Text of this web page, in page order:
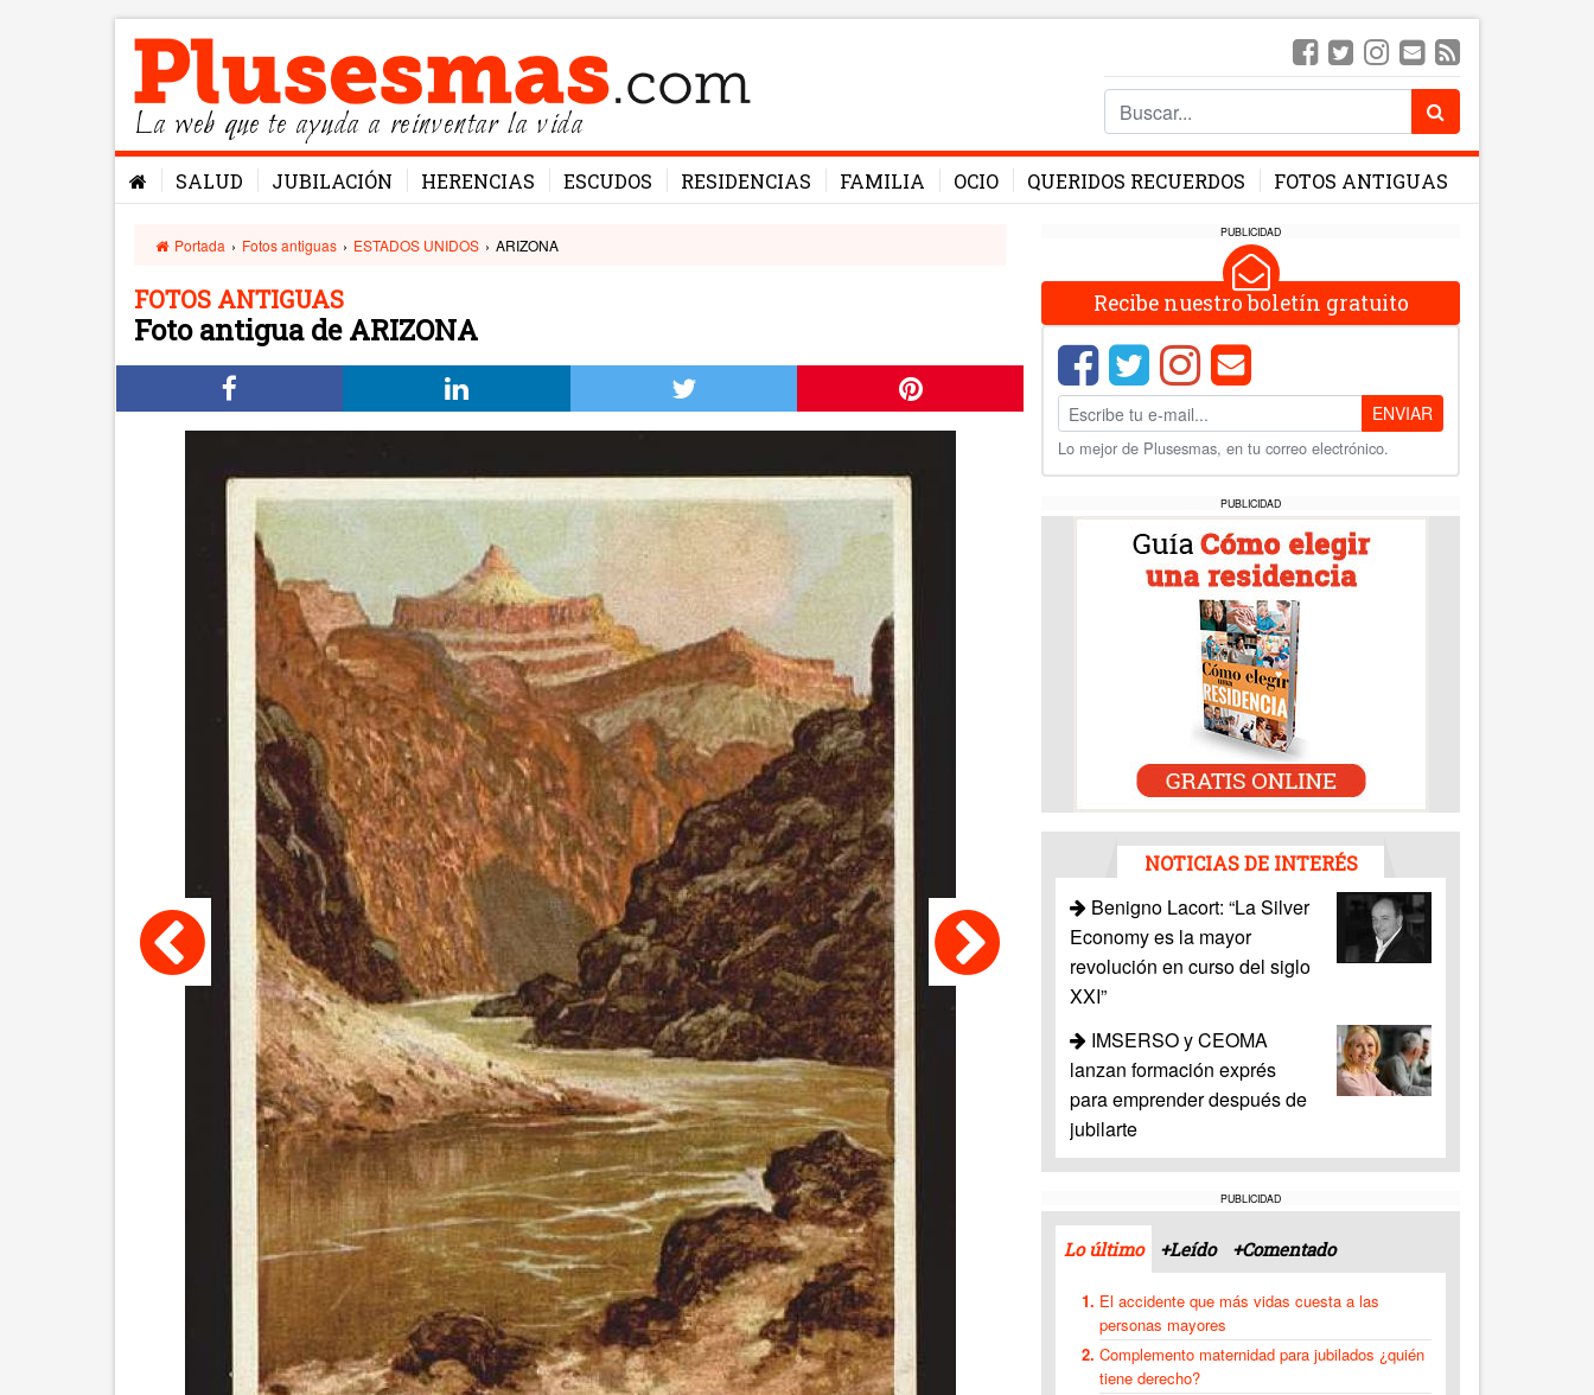
La web que te ayuda a reinventar la vida
SALUD JUBILACIÓN HERENCIAS ESCUDOS RESIDENCIAS FAMILIA OCIO QUERIDOS RECUERDOS FOTOS ANTIGUAS
Portada › Fotos antiguas › ESTADOS UNIDOS › ARIZONA
FOTOS ANTIGUAS
Foto antigua de ARIZONA
PUBLICIDAD
Recibe nuestro boletín gratuito
ENVIAR
Lo mejor de Plusesmas, en tu correo electrónico.
PUBLICIDAD
NOTICIAS DE INTERÉS
Benigno Lacort: “La Silver
Economy es la mayor
revolución en curso del siglo
XXI”
IMSERSO y CEOMA
lanzan formación exprés
para emprender después de
jubilarte
PUBLICIDAD
Lo último +Leído +Comentado
El accidente que más vidas cuesta a las
personas mayores
Complemento maternidad para jubilados ¿quién
tiene derecho?